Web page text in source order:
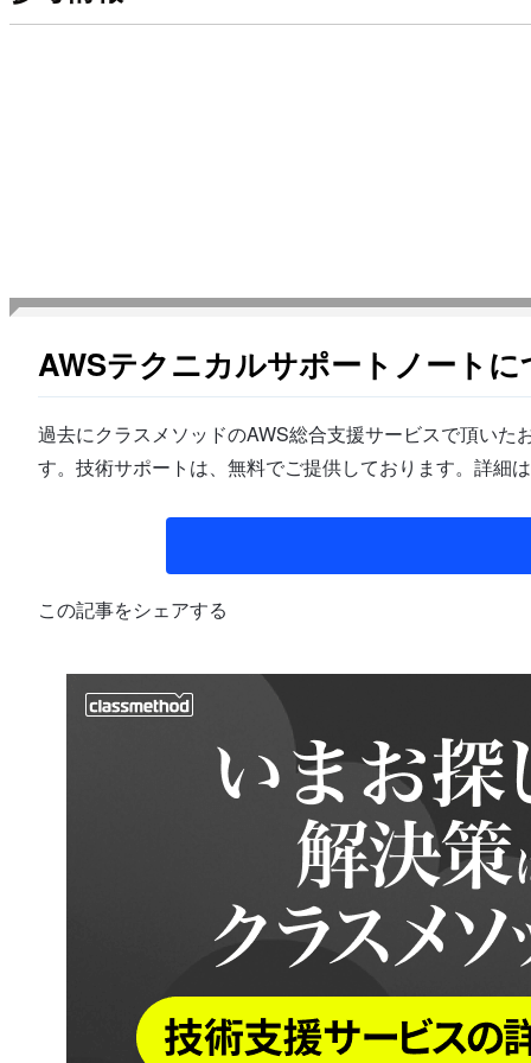
AWSテクニカルサポートノート
過去にクラスメソッドのAWS総合支援サービスで頂い
す。技術サポートは、無料でご提供しております。詳細
この記事をシェアする